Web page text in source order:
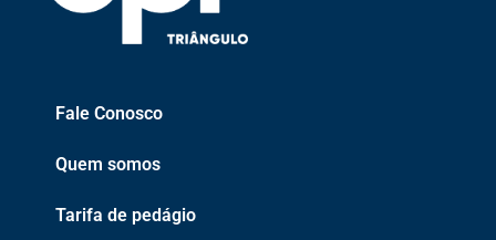
Fale Conosco
Quem somos
Tarifa de pedágio